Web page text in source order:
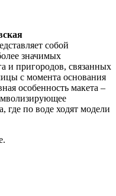
собой
значимых
и пригородов, связанных
с момента основания
особенность макета –
где по воде ходят модели